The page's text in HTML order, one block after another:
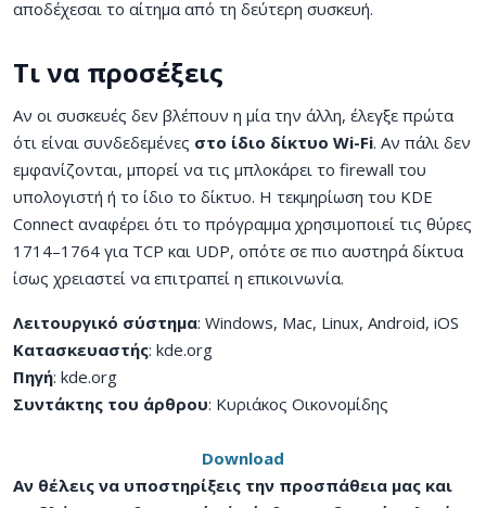
αποδέχεσαι το αίτημα από τη δεύτερη συσκευή.
Τι να προσέξεις
Αν οι συσκευές δεν βλέπουν η μία την άλλη, έλεγξε πρώτα
ότι είναι συνδεδεμένες στο ίδιο δίκτυο Wi-Fi. Αν πάλι δεν
εμφανίζονται, μπορεί να τις μπλοκάρει το firewall του
υπολογιστή ή το ίδιο το δίκτυο. Η τεκμηρίωση του KDE
Connect αναφέρει ότι το πρόγραμμα χρησιμοποιεί τις θύρες
1714–1764 για TCP και UDP, οπότε σε πιο αυστηρά δίκτυα
ίσως χρειαστεί να επιτραπεί η επικοινωνία.
Λειτουργικό σύστημα: Windows, Mac, Linux, Android, iOS
Κατασκευαστής: kde.org
Πηγή: kde.org
Συντάκτης του άρθρου: Κυριάκος Οικονομίδης
Download
Αν θέλεις να υποστηρίξεις την προσπάθεια μας και